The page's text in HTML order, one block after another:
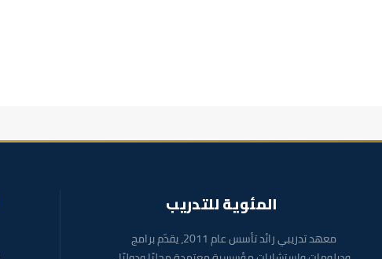
المئوية للتدريب
معهد تدريبي رائد تأسس عام 2011، يقدّم برامج